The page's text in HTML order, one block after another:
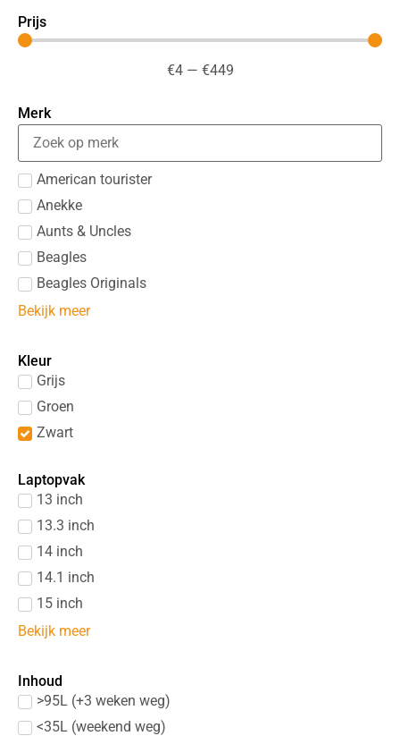
Prijs
€4— €449
Merk
American tourister
Anekke
Aunts & Uncles
Beagles
Beagles Originals
Bekijk meer
Kleur
Grijs
Groen
Zwart
Laptopvak
13 inch
13.3 inch
14 inch
14.1 inch
15 inch
Bekijk meer
Inhoud
>95L (+3 weken weg)
<35L (weekend weg)